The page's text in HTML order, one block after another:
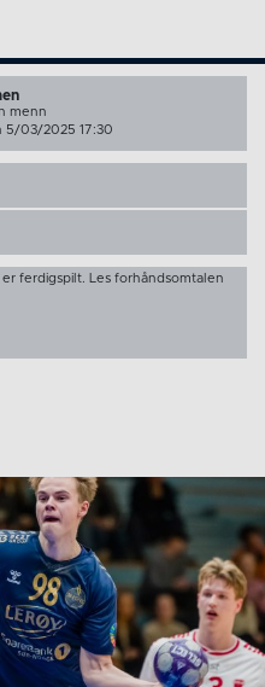
menn
5/03/2025 17:30
ferdigspilt. Les forhåndsomtalen